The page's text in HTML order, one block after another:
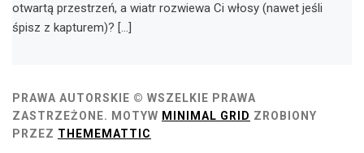
otwartą przestrzeń, a wiatr rozwiewa Ci włosy (nawet jeśli
śpisz z kapturem)? […]
PRAWA AUTORSKIE © WSZELKIE PRAWA
ZASTRZEŻONE. MOTYW MINIMAL GRID ZROBIONY
PRZEZ THEMEMATTIC